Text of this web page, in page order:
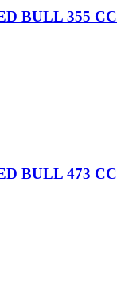
BULL 355 CC
BULL 473 CC